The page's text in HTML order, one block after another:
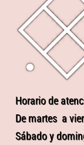
Horario de
De martes a
Sábado y